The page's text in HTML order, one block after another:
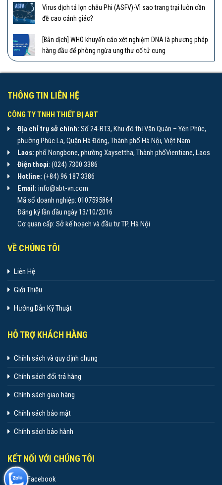
Virus dịch tả lợn châu Phi (ASFV)-Vì sao trang trại luôn cần
đề cao cảnh giác?
[Bản dịch] WHO khuyến cáo xét nghiệm DNA là phương pháp
hàng đầu để phòng ngừa ung thư cổ tử cung
THÔNG TIN LIÊN HỆ
CÔNG TY TNHH THIẾT BỊ ABT
Địa chỉ trụ sở chính: Số 24-BT3, Khu đô thị Văn Quán – Yên Phúc,
phường Phúc La, Quận Hà Đông, Thành phố Hà Nội, Việt Nam
Laos: phố Nongbone, phường Xaysettha, Thành phốVientiane, Laos
Điện thoại: (024) 7300 3386
Hotline: (+84) 96 187 3386
Email: info@abt-vn.com
Mã số doanh nghiệp: 0107595864
Đăng ký lần đầu ngày 13/10/2016
Cơ quan cấp: Sở kế hoạch và đầu tư TP. Hà Nội
VỀ CHÚNG TÔI
Liên Hệ
Giới Thiệu
Hướng Dẫn Kỹ Thuật
HỖ TRỢ KHÁCH HÀNG
Chính sách và quy định chung
Chính sách đổi trả hàng
Chính sách giao hàng
Chính sách bảo mật
Chính sách bảo hành
KẾT NỐI VỚI CHÚNG TÔI
Facebook